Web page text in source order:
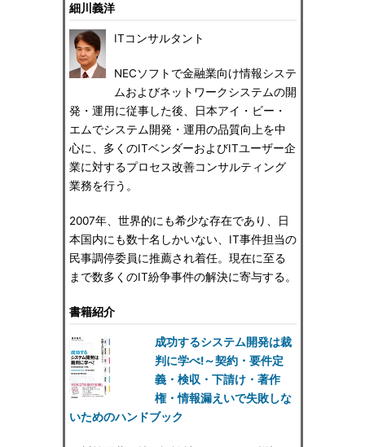
細川義洋
ITコンサルタント
NECソフトで金融業向け情報システ
ムおよびネットワークシステムの開
発・運用に従事した後、日本アイ・ビー・
エムでシステム開発・運用の品質向上を中
心に、多くのITベンダーおよびITユーザー企
業に対するプロセス改善コンサルティング
業務を行う。
2007年、世界的にも希少な存在であり、日
本国内にも数十名しかいない、IT事件担当の
民事調停委員に推薦され着任。現在に至る
まで数多くのIT紛争事件の解決に寄与する。
書籍紹介
成功するシステム開発は裁
判に学べ!～契約・要件定
義・検収・下請け・著作
権・情報漏えいで失敗しな
いためのハンドブック